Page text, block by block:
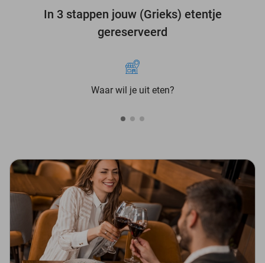
In 3 stappen jouw (Grieks) etentje
gereserveerd
Waar wil je uit eten?